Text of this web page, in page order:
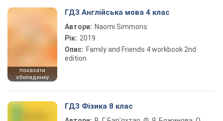
показати
обкладинку
ГДЗ Англійська мова 4 клас
Автори: Naomi Simmons
Рік: 2019
Опис: Family and Friends 4 workbook 2nd
edition
ГДЗ Фізика 8 клас